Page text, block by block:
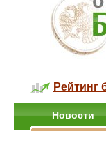
Рейтинг
Новости